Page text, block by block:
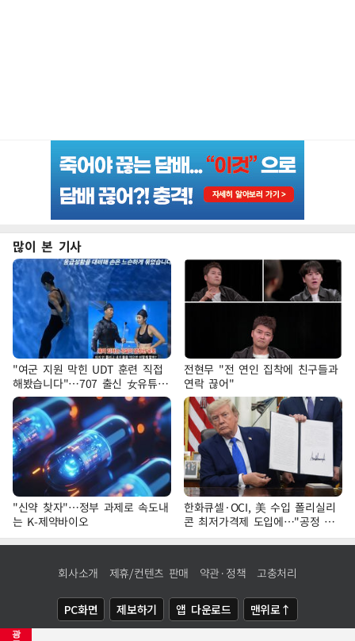
광
많이 본 기사
"여군 지원 막힌 UDT 훈련 직접
해봤습니다"…707 출신 女유튜버
'완벽 소화'
전현무 "전 연인 집착에 친구들과
연락 끊어"
"신약 찾자"…정부 과제로 속도내
는 K-제약바이오
한화큐셀·OCI, 美 수입 폴리실리
콘 최저가격제 도입에…"공정 경
쟁·수익성 개선 환영"
회사소개 제휴/컨텐츠 판매 약관·정책 고충처리
PC화면 제보하기 앱 다운로드 맨위로↑